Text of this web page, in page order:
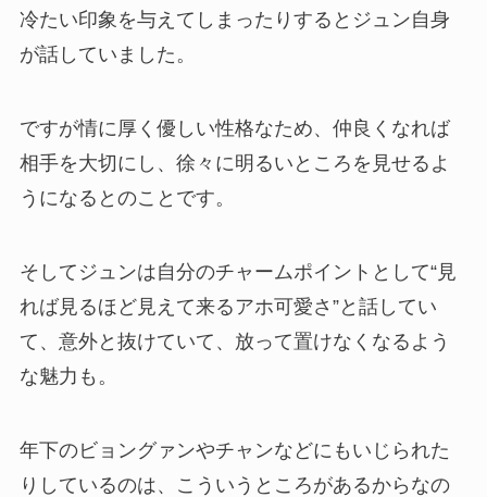
冷たい印象を与えてしまったりするとジュン自身
が話していました。
ですが情に厚く優しい性格なため、仲良くなれば
相手を大切にし、徐々に明るいところを見せるよ
うになるとのことです。
そしてジュンは自分のチャームポイントとして“見
れば見るほど見えて来るアホ可愛さ”と話してい
て、意外と抜けていて、放って置けなくなるよう
な魅力も。
年下のビョングァンやチャンなどにもいじられた
りしているのは、こういうところがあるからなの